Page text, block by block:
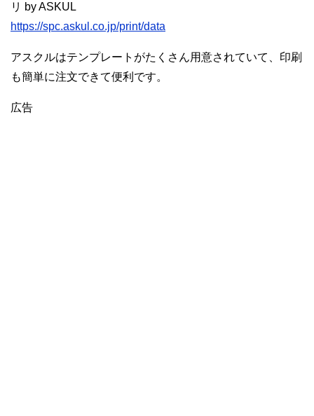
リ by ASKUL
https://spc.askul.co.jp/print/data
アスクルはテンプレートがたくさん用意されていて、印刷
も簡単に注文できて便利です。
広告